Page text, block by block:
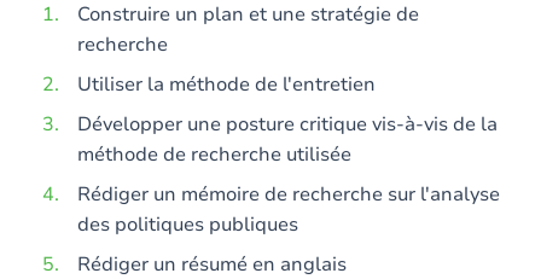
Construire un plan et une stratégie de
recherche
Utiliser la méthode de l'entretien
Développer une posture critique vis-à-vis de la
méthode de recherche utilisée
Rédiger un mémoire de recherche sur l'analyse
des politiques publiques
Rédiger un résumé en anglais